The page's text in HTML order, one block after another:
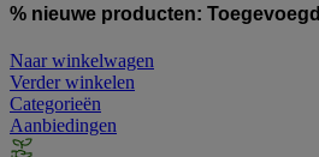
% nieuwe producten: Toegevoegd
Naar winkelwagen
Verder winkelen
Categorieën
Aanbiedingen